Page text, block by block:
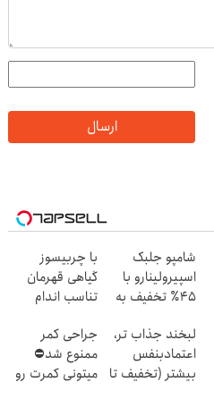
ارسال
شامپو جلبک
اسپیرولینارو با
۴۵٪ تخفیف به
با چربیسوز
گیاهی قهرمان
تناسب اندام
لبخند جذاب تر،
اعتمادبنفس
بیشتر (تخفیف تا
جراحی کمر
ممنوع شد⛔
میتونی کمرت رو